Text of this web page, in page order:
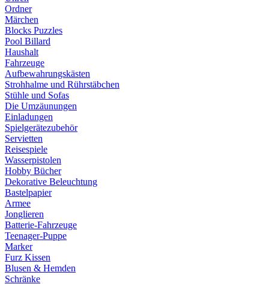
Ordner
Märchen
Blocks Puzzles
Pool Billard
Haushalt
Fahrzeuge
Aufbewahrungskästen
Strohhalme und Rührstäbchen
Stühle und Sofas
Die Umzäunungen
Einladungen
Spielgerätezubehör
Servietten
Reisespiele
Wasserpistolen
Hobby Bücher
Dekorative Beleuchtung
Bastelpapier
Armee
Jonglieren
Batterie-Fahrzeuge
Teenager-Puppe
Marker
Furz Kissen
Blusen & Hemden
Schränke